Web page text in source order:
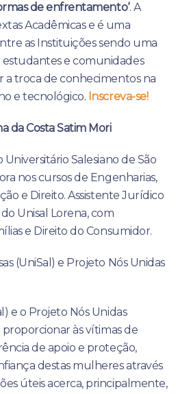
de enfrentamento‘. A
Acadêmicas e é uma
as Instituições sendo uma
e comunidades
a troca de conhecimentos na
e tecnológico. Inscreva-se!
da Costa Satim Mori
Salesiano de São
nos cursos de Engenharias,
e Direito. Assistente Jurídico
Unisal Lorena, com
e Direito do Consumidor.
(UniSal) e Projeto Nós Unidas
e o Projeto Nós Unidas
às vítimas de
de apoio e proteção,
destas mulheres através
úteis acerca, principalmente,